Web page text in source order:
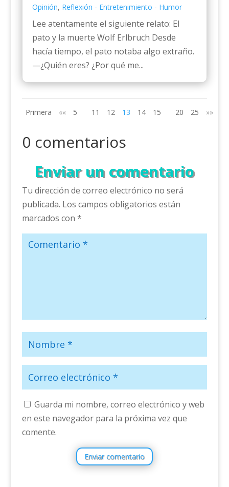
Opinión, Reflexión - Entretenimiento - Humor
Lee atentamente el siguiente relato: El
pato y la muerte Wolf Erlbruch Desde
hacía tiempo, el pato notaba algo extraño.
—¿Quién eres? ¿Por qué me...
Primera «« 5 11 12 13 14 15 20 25 »»
0 comentarios
Enviar un comentario
Tu dirección de correo electrónico no será
publicada. Los campos obligatorios están
marcados con *
Guarda mi nombre, correo electrónico y web
en este navegador para la próxima vez que
comente.
Enviar comentario